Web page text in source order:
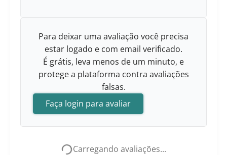
Para deixar uma avaliação você precisa
estar logado e com email verificado.
É grátis, leva menos de um minuto, e
protege a plataforma contra avaliações
falsas.
Faça login para avaliar
Carregando avaliações...